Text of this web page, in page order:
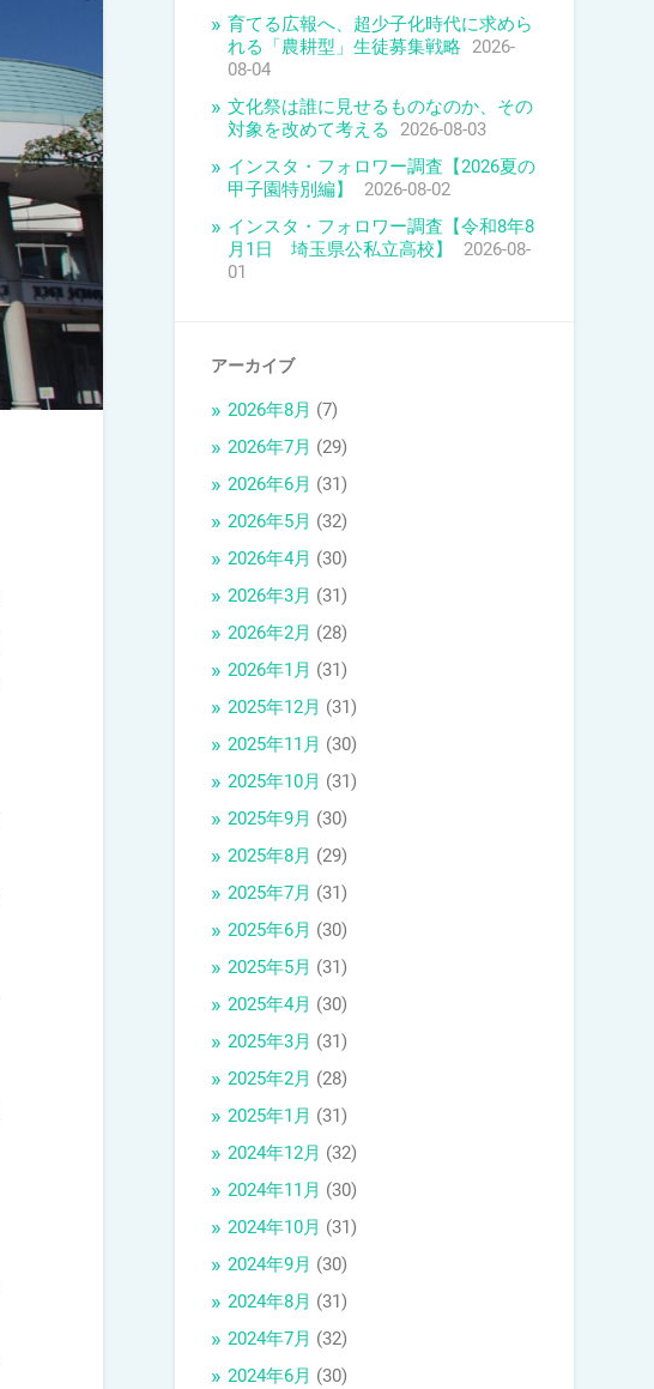
育てる広報へ、超少子化時代に求めら
れる「農耕型」生徒募集戦略 2026-
08-04
文化祭は誰に見せるものなのか、その
対象を改めて考える
2026-08-03
インスタ・フォロワー調査【2026夏の
甲子園特別編】
2026-08-02
インスタ・フォロワー調査【令和8年8
月1日 埼玉県公私立高校】
2026-08-
01
アーカイブ
2026年8月 (7)
2026年7月 (29)
2026年6月 (31)
2026年5月 (32)
2026年4月 (30)
2026年3月 (31)
2026年2月 (28)
2026年1月 (31)
2025年12月 (31)
2025年11月 (30)
2025年10月 (31)
2025年9月 (30)
2025年8月 (29)
2025年7月 (31)
2025年6月 (30)
2025年5月 (31)
2025年4月 (30)
2025年3月 (31)
2025年2月 (28)
2025年1月 (31)
2024年12月 (32)
2024年11月 (30)
2024年10月 (31)
2024年9月 (30)
2024年8月 (31)
2024年7月 (32)
2024年6月 (30)